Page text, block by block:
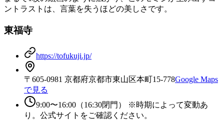
ントラストは、言葉を失うほどの美しさです。
東福寺
https://tofukuji.jp/
〒605-0981 京都府京都市東山区本町15-778Google Maps
で見る
9:00〜16:00（16:30閉門） ※時期によって変動あ
り。公式サイトをご確認ください。